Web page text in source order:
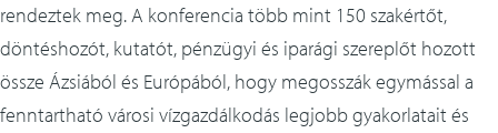
rendeztek meg. A konferencia több mint 150 szakértőt,
döntéshozót, kutatót, pénzügyi és iparági szereplőt hozott
össze Ázsiából és Európából, hogy megosszák egymással a
fenntartható városi vízgazdálkodás legjobb gyakorlatait és